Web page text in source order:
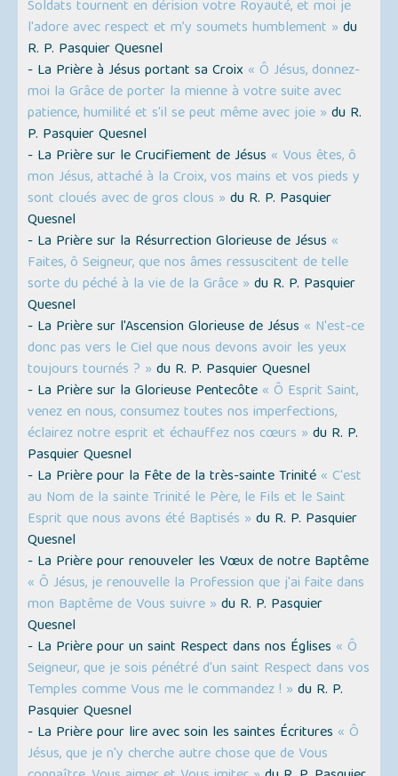
Soldats tournent en dérision votre Royauté, et moi je
l'adore avec respect et m’y soumets humblement » du
R. P. Pasquier Quesnel
- La Prière à Jésus portant sa Croix « Ô Jésus, donnez-
moi la Grâce de porter la mienne à votre suite avec
patience, humilité et s'il se peut même avec joie » du R.
P. Pasquier Quesnel
- La Prière sur le Crucifiement de Jésus « Vous êtes, ô
mon Jésus, attaché à la Croix, vos mains et vos pieds y
sont cloués avec de gros clous » du R. P. Pasquier
Quesnel
- La Prière sur la Résurrection Glorieuse de Jésus «
Faites, ô Seigneur, que nos âmes ressuscitent de telle
sorte du péché à la vie de la Grâce » du R. P. Pasquier
Quesnel
- La Prière sur l'Ascension Glorieuse de Jésus « N'est-ce
donc pas vers le Ciel que nous devons avoir les yeux
toujours tournés ? » du R. P. Pasquier Quesnel
- La Prière sur la Glorieuse Pentecôte « Ô Esprit Saint,
venez en nous, consumez toutes nos imperfections,
éclairez notre esprit et échauffez nos cœurs » du R. P.
Pasquier Quesnel
- La Prière pour la Fête de la très-sainte Trinité « C'est
au Nom de la sainte Trinité le Père, le Fils et le Saint
Esprit que nous avons été Baptisés » du R. P. Pasquier
Quesnel
- La Prière pour renouveler les Vœux de notre Baptême
« Ô Jésus, je renouvelle la Profession que j'ai faite dans
mon Baptême de Vous suivre » du R. P. Pasquier
Quesnel
- La Prière pour un saint Respect dans nos Églises « Ô
Seigneur, que je sois pénétré d'un saint Respect dans vos
Temples comme Vous me le commandez ! » du R. P.
Pasquier Quesnel
- La Prière pour lire avec soin les saintes Écritures « Ô
Jésus, que je n'y cherche autre chose que de Vous